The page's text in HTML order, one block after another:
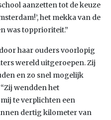
aanzetten tot de keuze
het mekka van de
was topprioriteit.”
haar ouders voorlopig
wereld uitgeroepen. Zij
en zo snel mogelijk
wendden het
te verplichten een
dertig kilometer van